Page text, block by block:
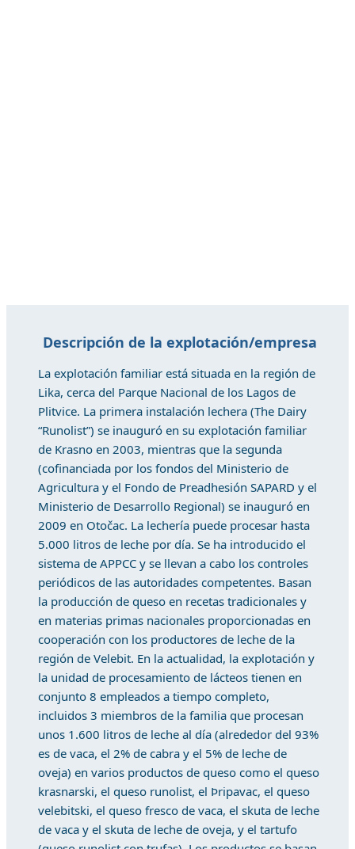
Descripción de la explotación/empresa
La explotación familiar está situada en la región de
Lika, cerca del Parque Nacional de los Lagos de
Plitvice. La primera instalación lechera (The Dairy
“Runolist”) se inauguró en su explotación familiar
de Krasno en 2003, mientras que la segunda
(cofinanciada por los fondos del Ministerio de
Agricultura y el Fondo de Preadhesión SAPARD y el
Ministerio de Desarrollo Regional) se inauguró en
2009 en Otočac. La lechería puede procesar hasta
5.000 litros de leche por día. Se ha introducido el
sistema de APPCC y se llevan a cabo los controles
periódicos de las autoridades competentes. Basan
la producción de queso en recetas tradicionales y
en materias primas nacionales proporcionadas en
cooperación con los productores de leche de la
región de Velebit. En la actualidad, la explotación y
la unidad de procesamiento de lácteos tienen en
conjunto 8 empleados a tiempo completo,
incluidos 3 miembros de la familia que procesan
unos 1.600 litros de leche al día (alrededor del 93%
es de vaca, el 2% de cabra y el 5% de leche de
oveja) en varios productos de queso como el queso
krasnarski, el queso runolist, el Þripavac, el queso
velebitski, el queso fresco de vaca, el skuta de leche
de vaca y el skuta de leche de oveja, y el tartufo